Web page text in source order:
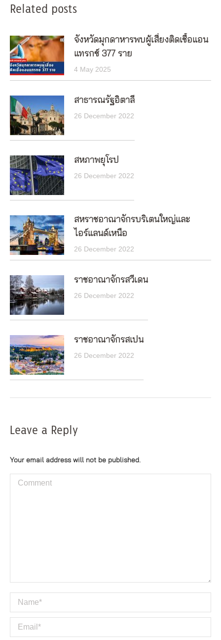
Related posts
จังหวัดมุกดาหารพบผู้เสี่ยงติดเชื้อแอน
แทรกซ์ 377 ราย
4 May 2025
สาธารณรัฐอิตาลี
26 December 2022
สหภาพยุโรป
26 December 2022
สหราชอาณาจักรบริเตนใหญ่และ
ไอร์แลนด์เหนือ
26 December 2022
ราชอาณาจักรสวีเดน
26 December 2022
ราชอาณาจักรสเปน
26 December 2022
Leave a Reply
Your email address will not be published.
Comment
Name *
Email *